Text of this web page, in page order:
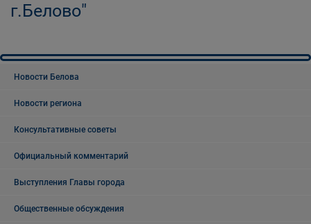
г.Белово"
Новости Белова
Новости региона
Консультативные советы
Официальный комментарий
Выступления Главы города
Общественные обсуждения